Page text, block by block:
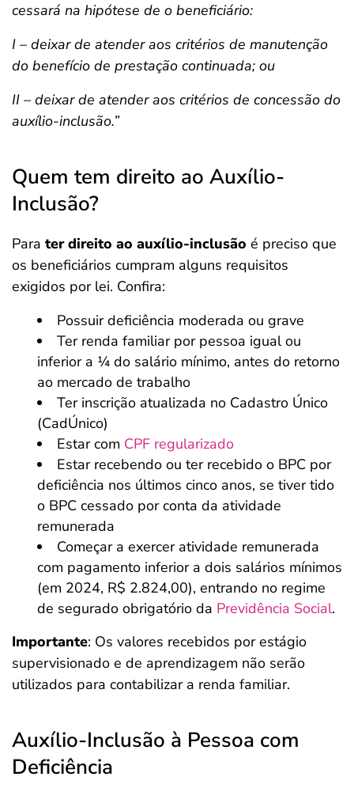
cessará na hipótese de o beneficiário:
I – deixar de atender aos critérios de manutenção
do benefício de prestação continuada; ou
II – deixar de atender aos critérios de concessão do
auxílio-inclusão.”
Quem tem direito ao Auxílio-
Inclusão?
Para ter direito ao auxílio-inclusão é preciso que
os beneficiários cumpram alguns requisitos
exigidos por lei. Confira:
Possuir deficiência moderada ou grave
Ter renda familiar por pessoa igual ou
inferior a ¼ do salário mínimo, antes do retorno
ao mercado de trabalho
Ter inscrição atualizada no Cadastro Único
(CadÚnico)
Estar com CPF regularizado
Estar recebendo ou ter recebido o BPC por
deficiência nos últimos cinco anos, se tiver tido
o BPC cessado por conta da atividade
remunerada
Começar a exercer atividade remunerada
com pagamento inferior a dois salários mínimos
(em 2024, R$ 2.824,00), entrando no regime
de segurado obrigatório da Previdência Social.
Importante: Os valores recebidos por estágio
supervisionado e de aprendizagem não serão
utilizados para contabilizar a renda familiar.
Auxílio-Inclusão à Pessoa com
Deficiência